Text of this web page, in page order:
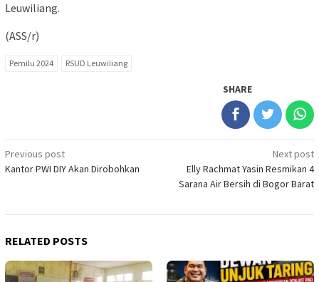
Leuwiliang.
(ASS/r)
Pemilu 2024 RSUD Leuwiliang
SHARE
Post
navigation
Previous post
Kantor PWI DIY Akan Dirobohkan
Next post
Elly Rachmat Yasin Resmikan 4
Sarana Air Bersih di Bogor Barat
RELATED POSTS